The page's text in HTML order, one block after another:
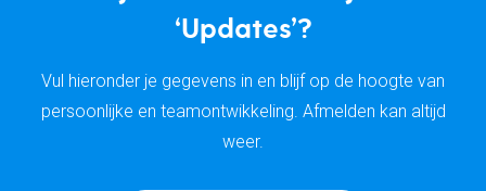
‘Updates’?
Vul hieronder je gegevens in en blijf op de hoogte van
persoonlijke en teamontwikkeling. Afmelden kan altijd
weer.